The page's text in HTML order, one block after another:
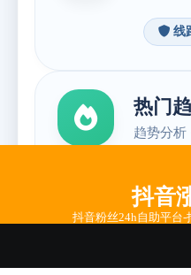
抖音
抖音粉丝24h自助平台